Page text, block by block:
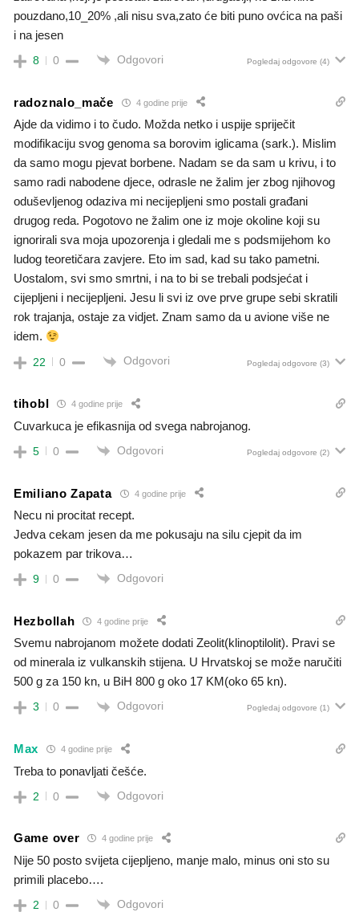
pouzdano,10_20% ,ali nisu sva,zato će biti puno ovćica na paši
i na jesen
8 0 Odgovori Pogledaj odgovore (4)
radoznalo_mače 4 godine prije
Ajde da vidimo i to čudo. Možda netko i uspije spriječit
modifikaciju svog genoma sa borovim iglicama (sark.). Mislim
da samo mogu pjevat borbene. Nadam se da sam u krivu, i to
samo radi nabodene djece, odrasle ne žalim jer zbog njihovog
oduševljenog odaziva mi necijepljeni smo postali građani
drugog reda. Pogotovo ne žalim one iz moje okoline koji su
ignorirali sva moja upozorenja i gledali me s podsmijehom ko
ludog teoretičara zavjere. Eto im sad, kad su tako pametni.
Uostalom, svi smo smrtni, i na to bi se trebali podsjećat i
cijepljeni i necijepljeni. Jesu li svi iz ove prve grupe sebi skratili
rok trajanja, ostaje za vidjet. Znam samo da u avione više ne
idem.
22 0 Odgovori Pogledaj odgovore (3)
tihobl 4 godine prije
Cuvarkuca je efikasnija od svega nabrojanog.
5 0 Odgovori Pogledaj odgovore (2)
Emiliano Zapata 4 godine prije
Necu ni procitat recept.
Jedva cekam jesen da me pokusaju na silu cjepit da im
pokazem par trikova…
9 0 Odgovori
Hezbollah 4 godine prije
Svemu nabrojanom možete dodati Zeolit(klinoptilolit). Pravi se
od minerala iz vulkanskih stijena. U Hrvatskoj se može naručiti
500 g za 150 kn, u BiH 800 g oko 17 KM(oko 65 kn).
3 0 Odgovori Pogledaj odgovore (1)
Max 4 godine prije
Treba to ponavljati češće.
2 0 Odgovori
Game over 4 godine prije
Nije 50 posto svijeta cijepljeno, manje malo, minus oni sto su
primili placebo….
2 0 Odgovori